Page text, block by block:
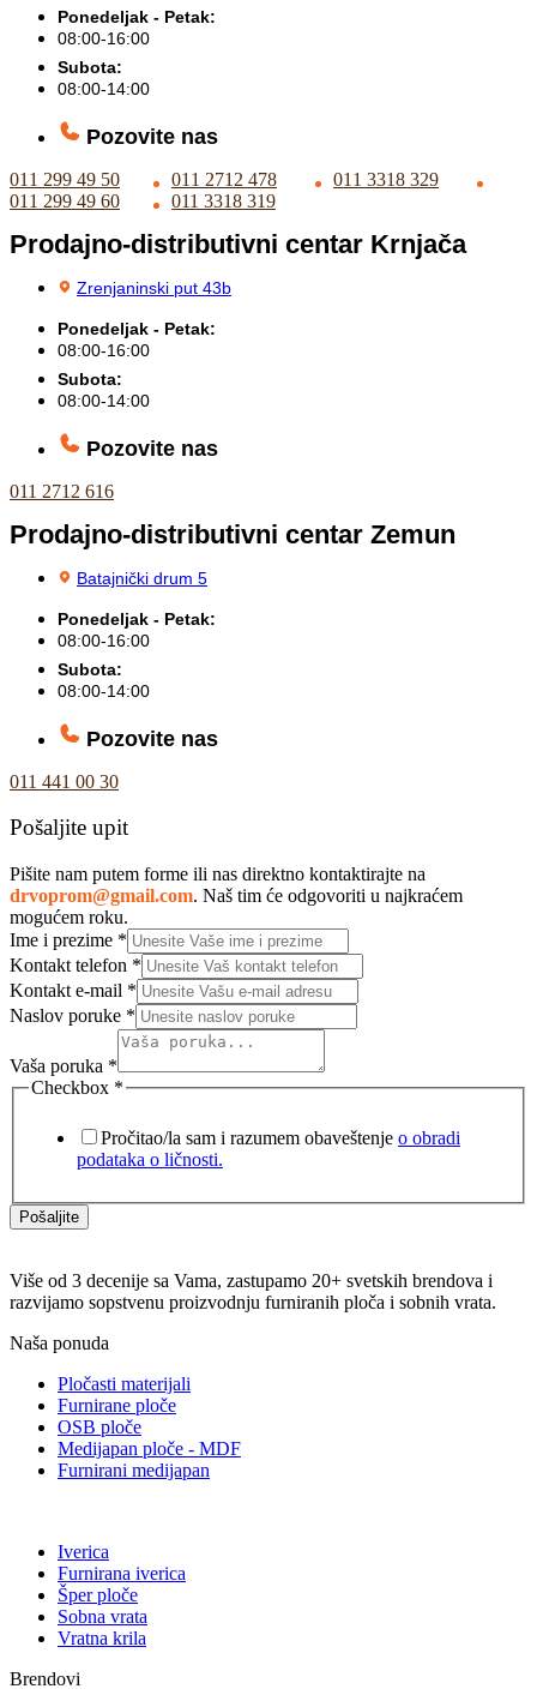
Ponedeljak - Petak:
08:00-16:00
Subota:
08:00-14:00
Pozovite nas
011 299 49 50 011 2712 478
011 3318 329
011 299 49 60
011 3318 319
Prodajno-distributivni centar Krnjača
Zrenjaninski put 43b
Ponedeljak - Petak:
08:00-16:00
Subota:
08:00-14:00
Pozovite nas
011 2712 616
Prodajno-distributivni centar Zemun
Batajnički drum 5
Ponedeljak - Petak:
08:00-16:00
Subota:
08:00-14:00
Pozovite nas
011 441 00 30
Pošaljite upit
Pišite nam putem forme ili nas direktno kontaktirajte na
drvoprom@gmail.com. Naš tim će odgovoriti u najkraćem
mogućem roku.
Ime i prezime *
Kontakt telefon *
Kontakt e-mail *
Naslov poruke *
Vaša poruka *
Checkbox *
Pročitao/la sam i razumem obaveštenje o obradi
podataka o ličnosti.
Pošaljite
Više od 3 decenije sa Vama, zastupamo 20+ svetskih brendova i
razvijamo sopstvenu proizvodnju furniranih ploča i sobnih vrata.
Naša ponuda
Pločasti materijali
Furnirane ploče
OSB ploče
Medijapan ploče - MDF
Furnirani medijapan
Iverica
Furnirana iverica
Šper ploče
Sobna vrata
Vratna krila
Brendovi